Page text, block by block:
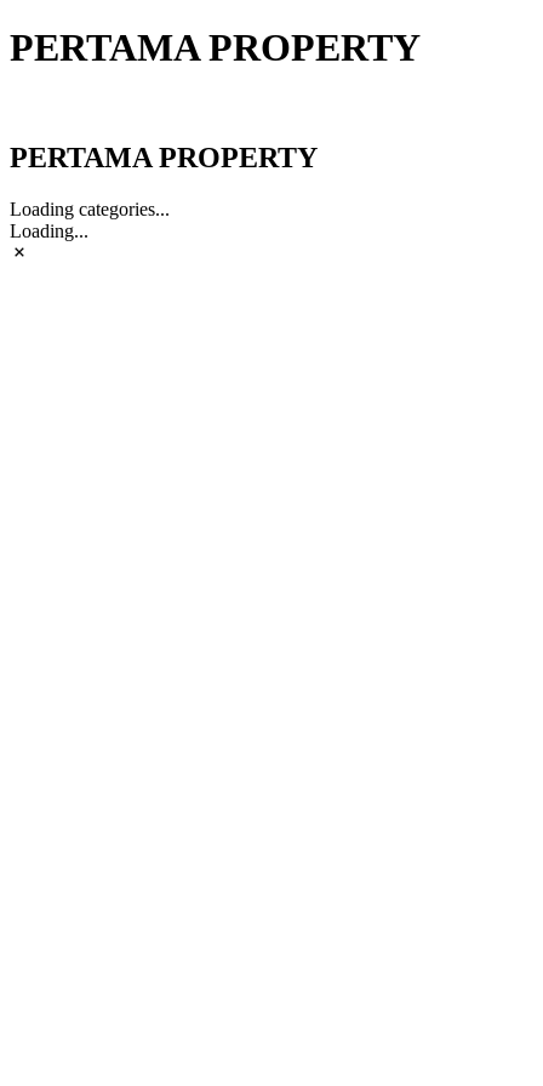
PERTAMA PROPERTY
PERTAMA PROPERTY
Loading categories...
Loading...